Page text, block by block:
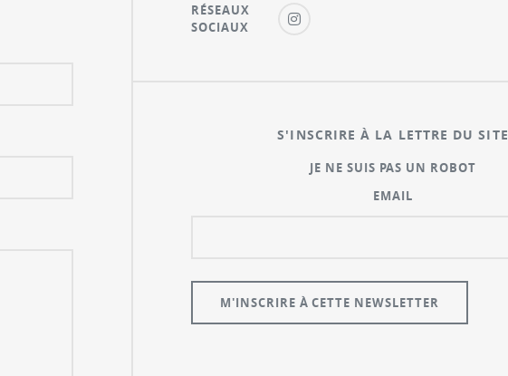
RÉSEAUX
SOCIAUX
S'INSCRIRE À LA LETTRE DU SITE
JE NE SUIS PAS UN ROBOT
EMAIL